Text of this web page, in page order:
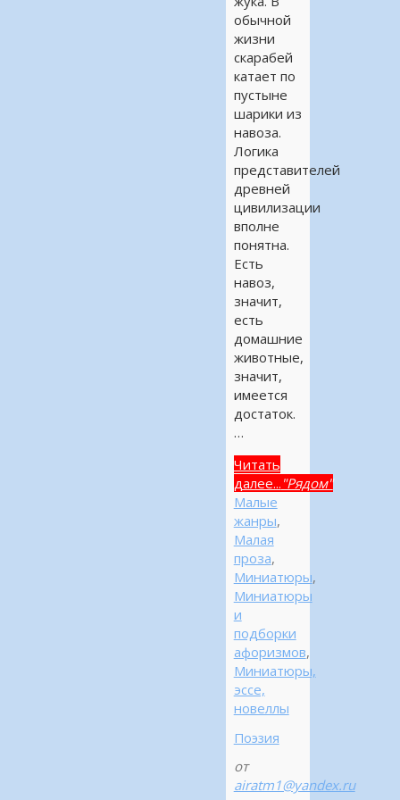
обычной
жизни
скарабей
катает по
пустыне
шарики из
навоза.
Логика
представителей
древней
цивилизации
вполне
понятна.
Есть
навоз,
значит,
есть
домашние
животные,
значит,
имеется
достаток.
…
Читать
далее... "Рядом"
Малые
жанры,
Малая
проза,
Миниатюры,
Миниатюры
и
подборки
афоризмов,
Миниатюры,
эссе,
новеллы
Поэзия
от
airatm1@yandex.ru